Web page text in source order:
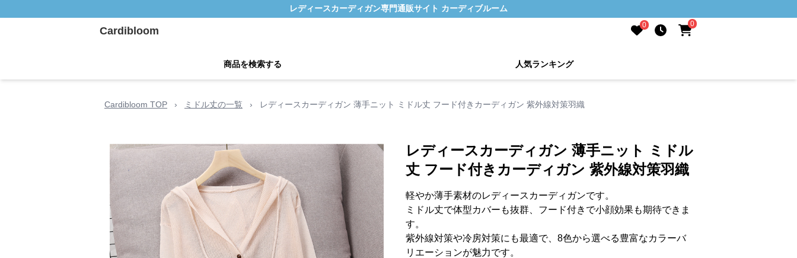
レディースカーディガン専門通販サイト カーディブルーム
Cardibloom 0 0
商品を検索する 人気ランキング
Cardibloom TOP › ミドル丈の一覧 › レディースカーディガン 薄手ニット ミドル丈 フード付きカーディガン 紫外線対策羽織
レディースカーディガン 薄手ニット ミドル
丈 フード付きカーディガン 紫外線対策羽織
軽やか薄手素材のレディースカーディガンです。
ミドル丈で体型カバーも抜群、フード付きで小顔効果も期待できま
す。
紫外線対策や冷房対策にも最適で、8色から選べる豊富なカラーバ
リエーションが魅力です。